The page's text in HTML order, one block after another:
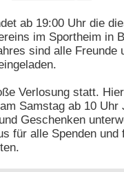
ab 19:00 Uhr die
im Sportheim in
sind alle Freunde
Verlosung statt.
Samstag ab 10 Uhr
Geschenken
für alle Spenden und